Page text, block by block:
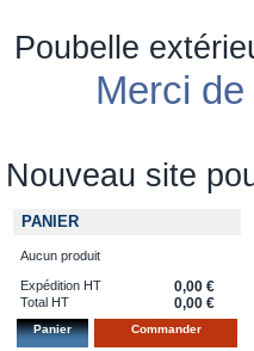
Poubelle
Merci
Nouveau site
PANIER
Aucun produit
Expédition HT 0,00 €
Total HT 0,00 €
Panier Commander